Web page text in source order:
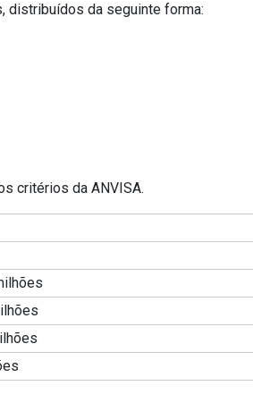
distribuídos da seguinte forma:
critérios da ANVISA.